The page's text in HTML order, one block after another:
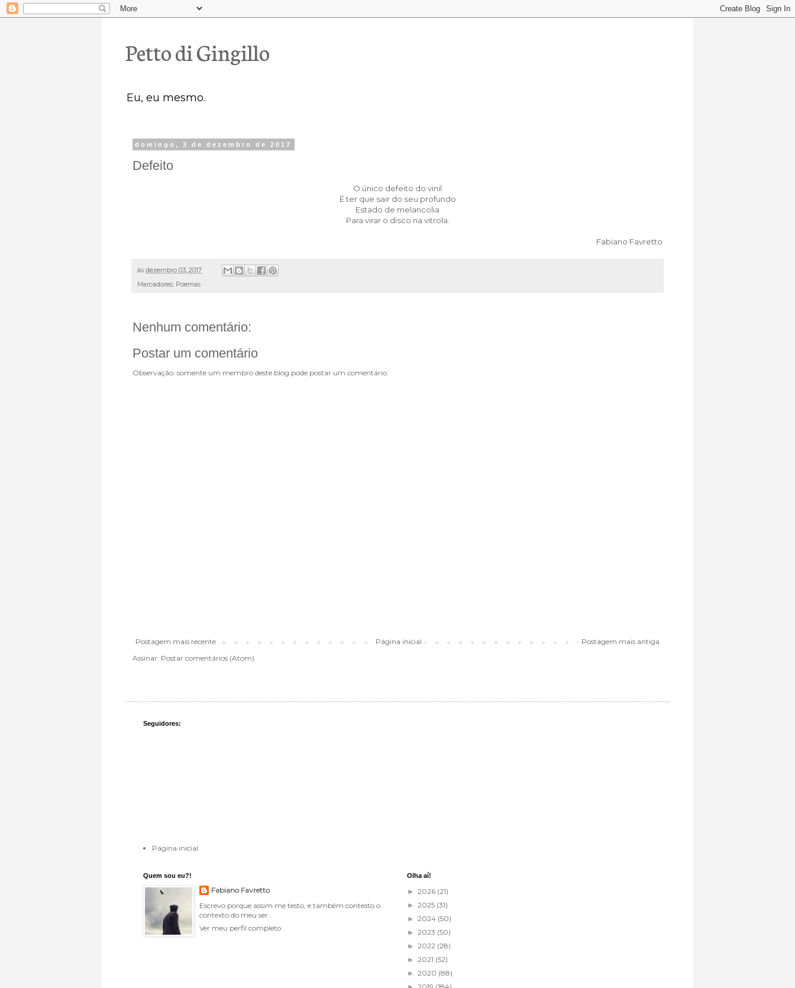
Petto di Gingillo
Eu, eu mesmo.
domingo, 3 de dezembro de 2017
Defeito
O único defeito do vinil
É ter que sair do seu profundo
Estado de melancolia
Para virar o disco na vitrola.
Fabiano Favretto
às dezembro 03, 2017
Marcadores: Poemas
Nenhum comentário:
Postar um comentário
Observação: somente um membro deste blog pode postar um comentário.
Postagem mais recente Postagem mais antiga
Página inicial
Assinar: Postar comentários (Atom)
Seguidores:
Página inicial
Quem sou eu?!
Fabiano Favretto
Escrevo porque assim me testo, e também contesto o
contexto do meu ser.
Ver meu perfil completo
Olha aí!
► 2026 (21)
► 2025 (31)
► 2024 (50)
► 2023 (50)
► 2022 (28)
► 2021 (52)
► 2020 (88)